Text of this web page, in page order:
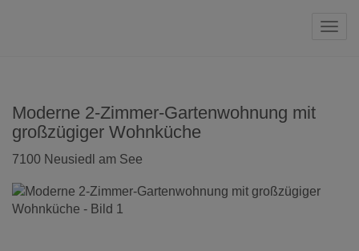
Moderne 2-Zimmer-Gartenwohnung mit
großzügiger Wohnküche
7100 Neusiedl am See